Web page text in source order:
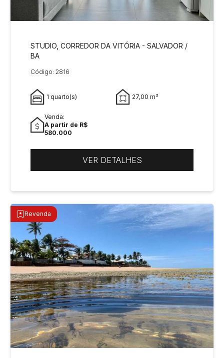
STUDIO, CORREDOR DA VITÓRIA - SALVADOR /
BA
Código: 2816
1 quarto(s) 27,00 m²
Venda:
A partir de R$
580.000
VER DETALHES
Revenda